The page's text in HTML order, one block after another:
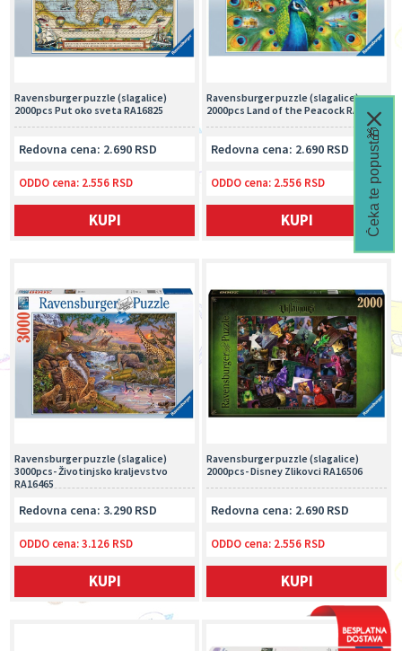
Ravensburger puzzle (slagalice)
2000pcs Land of the Peacock RA16567
Redovna cena: 2.690 RSD
ODDO cena: 2.556 RSD
KUPI
Ravensburger puzzle (slagalice)
2000pcs Put oko sveta RA16825
Redovna cena: 2.690 RSD
ODDO cena: 2.556 RSD
KUPI
Ravensburger puzzle (slagalice)
2000pcs- Disney Zlikovci RA16506
Redovna cena: 2.690 RSD
ODDO cena: 2.556 RSD
KUPI
Ravensburger puzzle (slagalice)
3000pcs- Životinjsko kraljevstvo
RA16465
Redovna cena: 3.290 RSD
ODDO cena:3.126 RSD
KUPI
Čeka te popust🎁